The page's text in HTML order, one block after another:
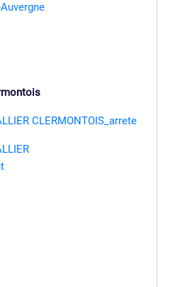
CLERMONTOIS_arrete